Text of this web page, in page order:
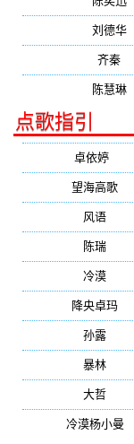
刘德华
齐秦
陈慧琳
点歌指引
卓依婷
望海高歌
风语
陈瑞
冷漠
降央卓玛
孙露
暴林
大哲
冷漠杨小曼